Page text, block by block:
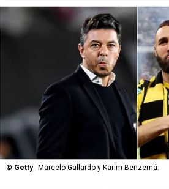
© Getty Marcelo Gallardo y Karim Benzemá.